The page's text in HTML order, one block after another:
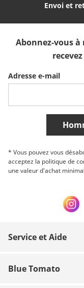
Belgique (Français)
Envoi et
Abonnez-vous
Adresse e-mail
* Vous pouvez vous
acceptez la politique de
une valeur d'achat
Service et Aide
Blue Tomato